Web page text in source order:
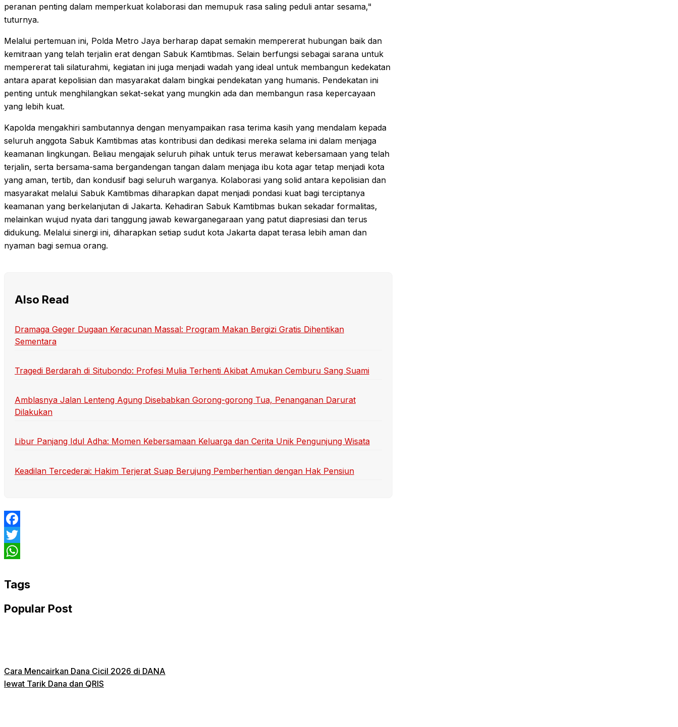
peranan penting dalam memperkuat kolaborasi dan memupuk rasa saling peduli antar sesama,"
tuturnya.
Melalui pertemuan ini, Polda Metro Jaya berharap dapat semakin mempererat hubungan baik dan
kemitraan yang telah terjalin erat dengan Sabuk Kamtibmas. Selain berfungsi sebagai sarana untuk
mempererat tali silaturahmi, kegiatan ini juga menjadi wadah yang ideal untuk membangun kedekatan
antara aparat kepolisian dan masyarakat dalam bingkai pendekatan yang humanis. Pendekatan ini
penting untuk menghilangkan sekat-sekat yang mungkin ada dan membangun rasa kepercayaan
yang lebih kuat.
Kapolda mengakhiri sambutannya dengan menyampaikan rasa terima kasih yang mendalam kepada
seluruh anggota Sabuk Kamtibmas atas kontribusi dan dedikasi mereka selama ini dalam menjaga
keamanan lingkungan. Beliau mengajak seluruh pihak untuk terus merawat kebersamaan yang telah
terjalin, serta bersama-sama bergandengan tangan dalam menjaga ibu kota agar tetap menjadi kota
yang aman, tertib, dan kondusif bagi seluruh warganya. Kolaborasi yang solid antara kepolisian dan
masyarakat melalui Sabuk Kamtibmas diharapkan dapat menjadi pondasi kuat bagi terciptanya
keamanan yang berkelanjutan di Jakarta. Kehadiran Sabuk Kamtibmas bukan sekadar formalitas,
melainkan wujud nyata dari tanggung jawab kewarganegaraan yang patut diapresiasi dan terus
didukung. Melalui sinergi ini, diharapkan setiap sudut kota Jakarta dapat terasa lebih aman dan
nyaman bagi semua orang.
Also Read
Dramaga Geger Dugaan Keracunan Massal: Program Makan Bergizi Gratis Dihentikan
Sementara
Tragedi Berdarah di Situbondo: Profesi Mulia Terhenti Akibat Amukan Cemburu Sang Suami
Amblasnya Jalan Lenteng Agung Disebabkan Gorong-gorong Tua, Penanganan Darurat
Dilakukan
Libur Panjang Idul Adha: Momen Kebersamaan Keluarga dan Cerita Unik Pengunjung Wisata
Keadilan Tercederai: Hakim Terjerat Suap Berujung Pemberhentian dengan Hak Pensiun
Facebook
Twitter
Tags
Popular Post
Cara Mencairkan Dana Cicil 2026 di DANA
lewat Tarik Dana dan QRIS